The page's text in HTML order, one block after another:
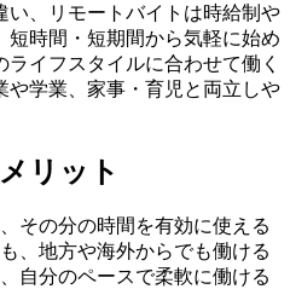
い、リモートバイトは時給制や
短時間・短期間から気軽に始め
イフスタイルに合わせて働く
や学業、家事・育児と両立しや
リット
その分の時間を有効に使える
、地方や海外からでも働ける
自分のペースで柔軟に働ける